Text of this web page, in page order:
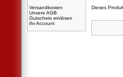
Versandkosten
Unsere AGB
Gutschein einlösen
Ihr Account
Dieses